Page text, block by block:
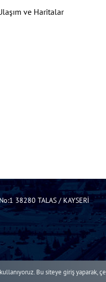
ve Haritalar
38280 TALAS / KAYSERİ
Bu siteye giriş yaparak,